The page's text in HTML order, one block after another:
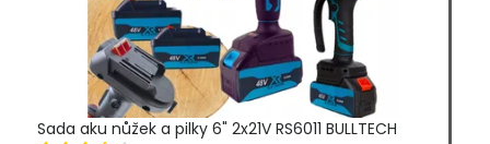
Sada aku nůžek a pilky 6" 2x21V RS6011 BULLTECH